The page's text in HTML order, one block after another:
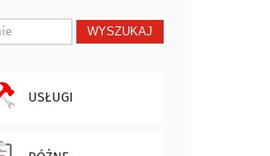
WYSZUKAJ
USŁUGI